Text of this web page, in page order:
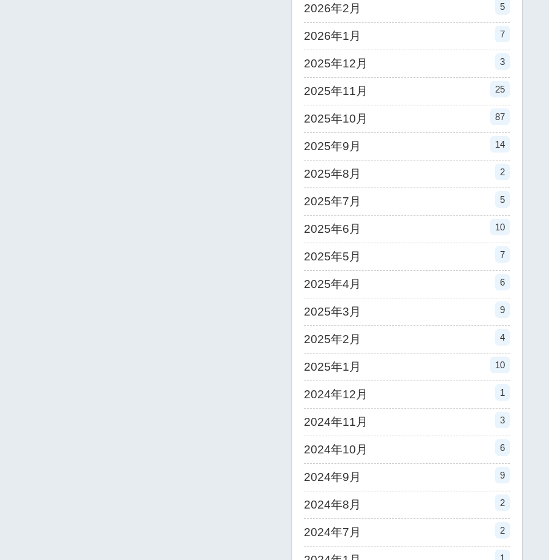
2026年2月 5
2026年1月 7
2025年12月 3
2025年11月 25
2025年10月 87
2025年9月 14
2025年8月 2
2025年7月 5
2025年6月 10
2025年5月 7
2025年4月 6
2025年3月 9
2025年2月 4
2025年1月 10
2024年12月 1
2024年11月 3
2024年10月 6
2024年9月 9
2024年8月 2
2024年7月 2
1